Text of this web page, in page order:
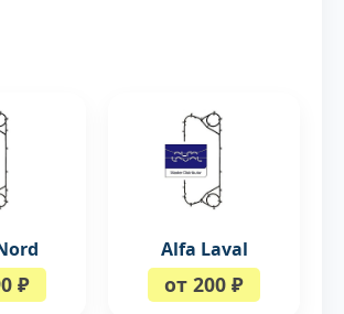
₽
Alfa Laval
от 200 ₽